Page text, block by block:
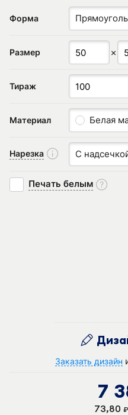
Форма
Размер ✗
Тираж
Материал Белая
Нарезка С
Печать белым
Заказать дизайн
7
73,80 руб.